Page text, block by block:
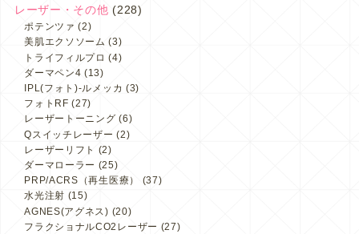
レーザー・その他 (228)
ポテンツァ (2)
美肌エクソソーム (3)
トライフィルプロ (4)
ダーマペン4 (13)
IPL(フォト)-ルメッカ (3)
フォトRF (27)
レーザートーニング (6)
Qスイッチレーザー (2)
レーザーリフト (2)
ダーマローラー (25)
PRP/ACRS（再生医療）
(37)
水光注射 (15)
AGNES(アグネス) (20)
フラクショナルCO2レーザー (27)